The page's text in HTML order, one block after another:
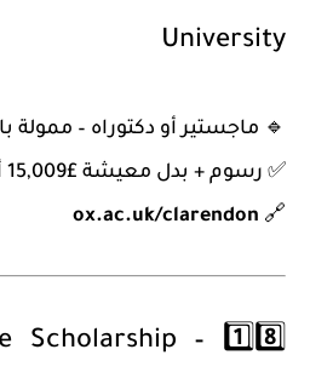
University
🔹 ماجستير أو دكتوراه – ممولة
✅ رسوم + بدل معيشة £15,009 أو أكثر
🔗
ox.ac.uk/clarendon
1️⃣8️⃣
Scholarship –